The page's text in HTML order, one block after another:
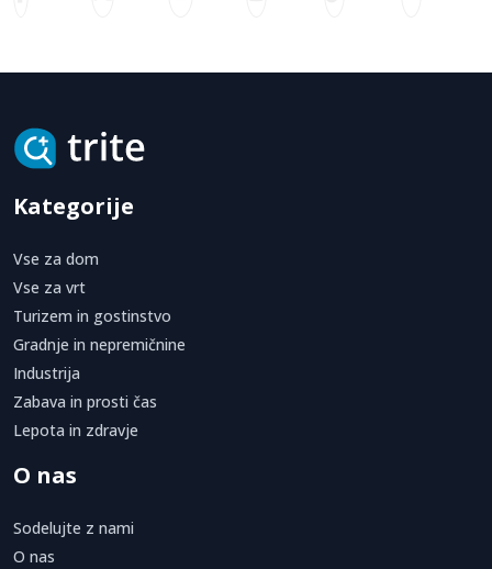
Kategorije
Vse za dom
Vse za vrt
Turizem in gostinstvo
Gradnje in nepremičnine
Industrija
Zabava in prosti čas
Lepota in zdravje
O nas
Sodelujte z nami
O nas